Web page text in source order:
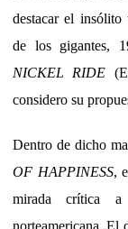
destacar el insólito
de los gigantes,
NICKEL RIDE
considero su
Dentro de dicho
OF HAPPINESS,
mirada crítica
norteamericana. El